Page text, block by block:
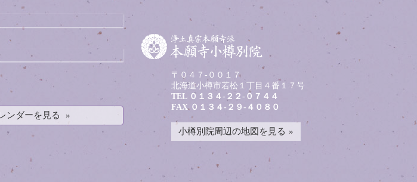
ンダーを見る
〒０４７-００１７
北海道小樽市若松１丁目４番１７号
TEL ０１３４-２２-０７４４
FAX ０１３４-２９-４０８０
小樽別院周辺の地図を見る